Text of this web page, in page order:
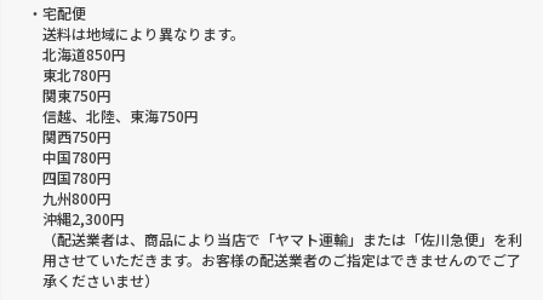
・宅配便
送料は地域により異なります。
北海道850円
東北780円
関東750円
信越、北陸、東海750円
関西750円
中国780円
四国780円
九州800円
沖縄2,300円
（配送業者は、商品により当店で「ヤマト運輸」または「佐川急便」を利
用させていただきます。お客様の配送業者のご指定はできませんのでご了
承くださいませ）